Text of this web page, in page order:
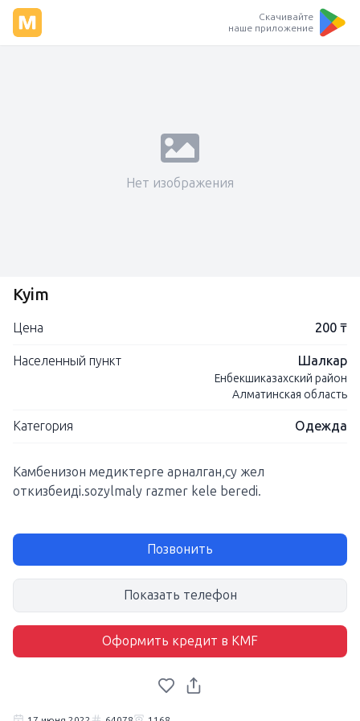
Скачивайте
наше приложение
Нет изображения
Kyim
Цена 200 ₸
Населенный пункт Шалкар
Енбекшиказахский район
Алматинская область
Категория Одежда
Камбенизон медиктерге арналган,су жел
откизбеидi.sozylmaly razmer kele beredi.
Позвонить
Показать телефон
Оформить кредит в KMF